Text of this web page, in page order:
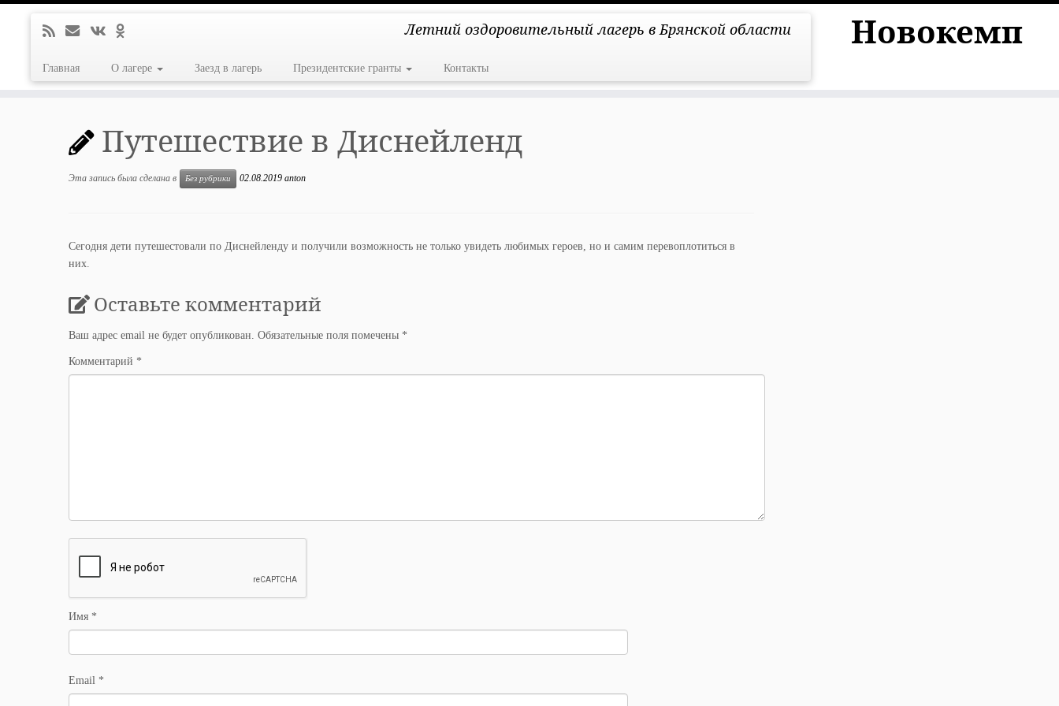
Новокемп
Летний оздоровительный лагерь в Брянской области
Главная О лагере Заезд в лагерь Президентские гранты Контакты
Путешествие в Диснейленд
Эта запись была сделана в Без рубрики 02.08.2019 anton
Сегодня дети путешестовали по Диснейленду и получили возможность не только увидеть любимых героев, но и самим перевоплотиться в
них.
Оставьте комментарий
Ваш адрес email не будет опубликован. Обязательные поля помечены *
Комментарий *
Имя *
Email *